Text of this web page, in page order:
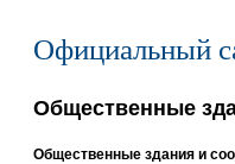
Официальный
Общественные
Общественные здания и